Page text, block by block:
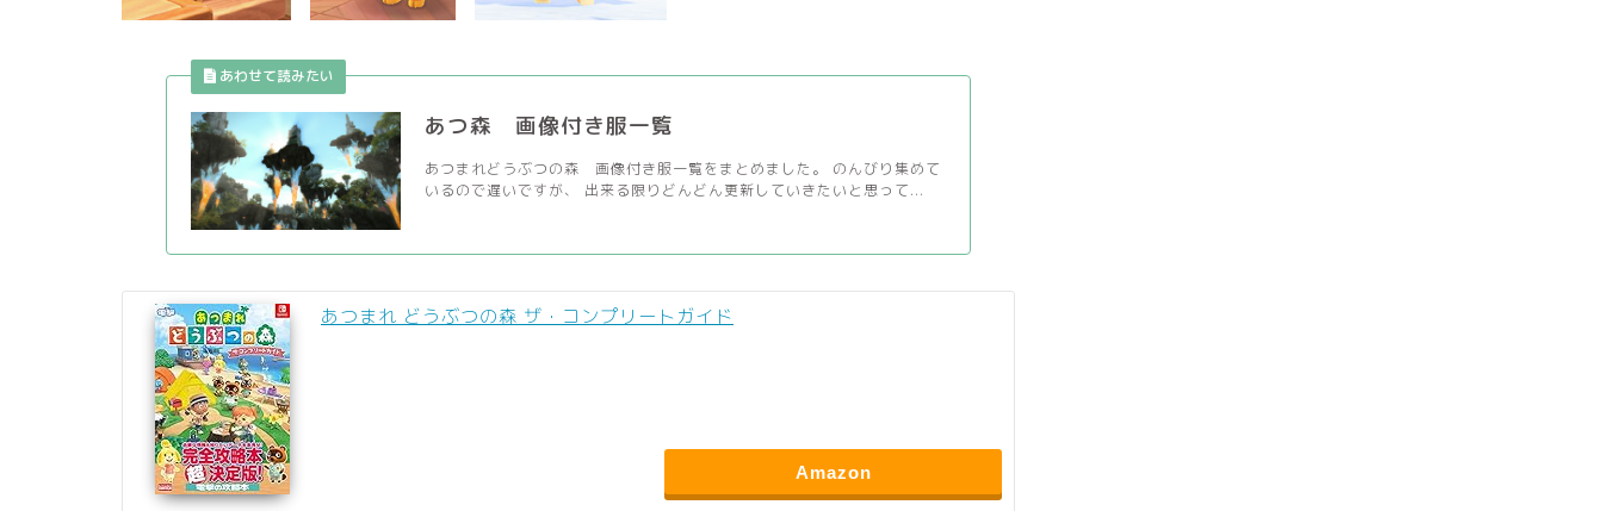
あつ森 画像付き服一覧
あつまれどうぶつの森 画像付き服一覧をまとめました。 のんびり集めて
いるので遅いですが、 出来る限りどんどん更新していきたいと思って...
あつまれ どうぶつの森 ザ・コンプリートガイド
Amazon